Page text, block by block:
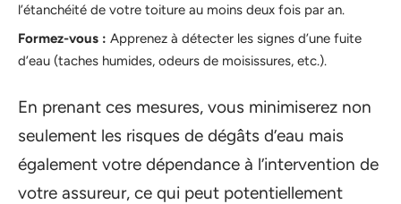
l’étanchéité de votre toiture au moins deux fois par an.
Formez-vous : Apprenez à détecter les signes d’une fuite
d’eau (taches humides, odeurs de moisissures, etc.).
En prenant ces mesures, vous minimiserez non
seulement les risques de dégâts d’eau mais
également votre dépendance à l’intervention de
votre assureur, ce qui peut potentiellement